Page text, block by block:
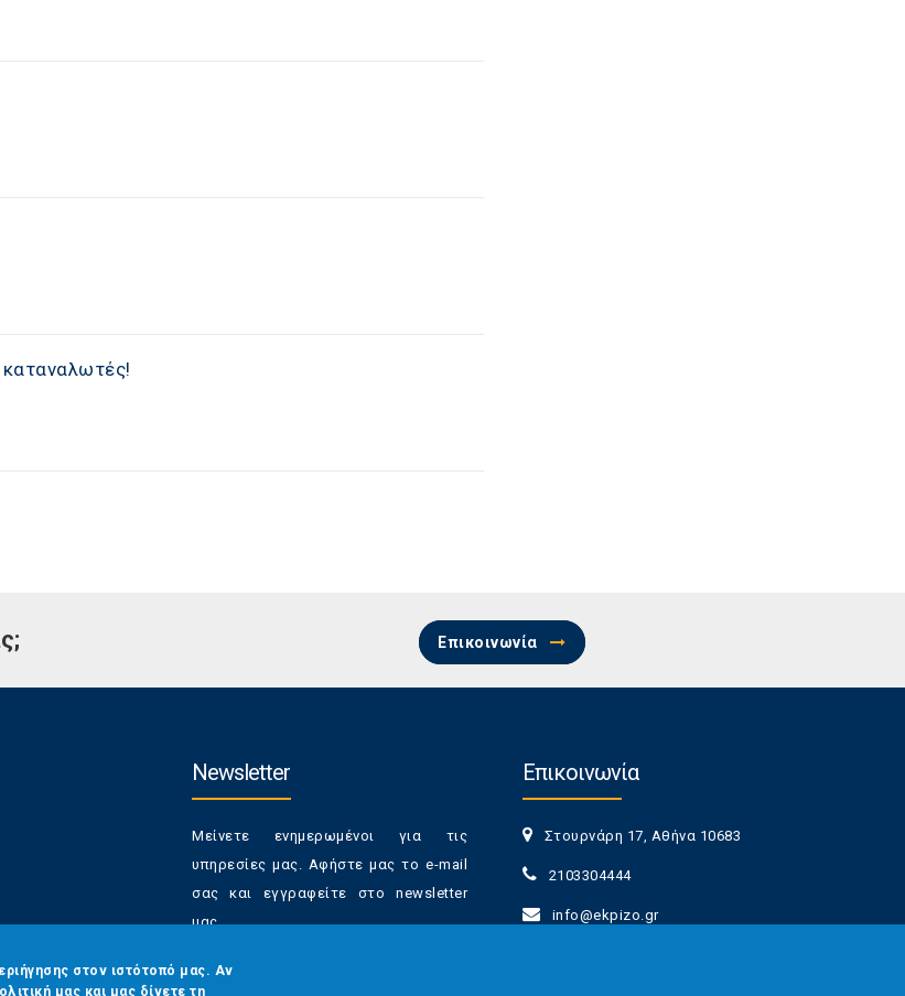
Επικοινωνία
Newsletter
Μείνετε ενημερωμένοι για τις
υπηρεσίες μας. Αφήστε μας το e-mail
σας και εγγραφείτε στο newsletter
μας.
Έχετε τη δυνατότητα απεγγραφής
Επικοινωνία
Στουρνάρη 17, Αθήνα 10683
2103304444
info@ekpizo.gr
στον ιστότοπό μας. Αν
μας και μας δίνετε τη